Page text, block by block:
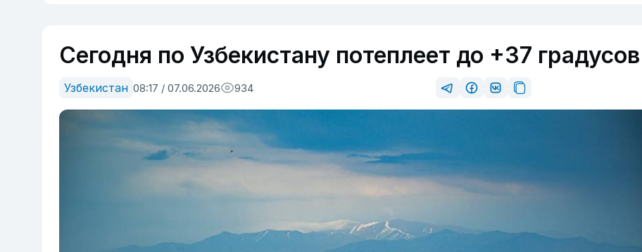
Сегодня по Узбекистану потеплеет до +37 градусов
Узбекистан 08:17 / 07.06.2026 934